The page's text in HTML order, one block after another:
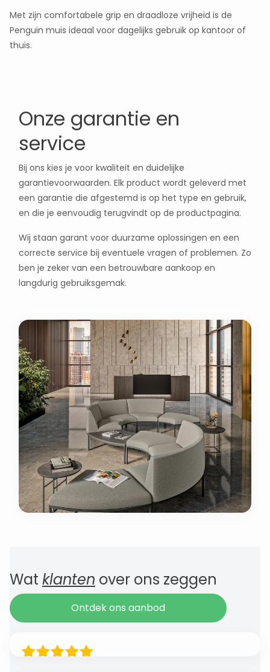
Met zijn comfortabele grip en draadloze vrijheid is de
Penguin muis ideaal voor dagelijks gebruik op kantoor of
thuis.
Onze garantie en
service
Bij ons kies je voor kwaliteit en duidelijke
garantievoorwaarden. Elk product wordt geleverd met
een garantie die afgestemd is op het type en gebruik,
en die je eenvoudig terugvindt op de productpagina.
Wij staan garant voor duurzame oplossingen en een
correcte service bij eventuele vragen of problemen. Zo
ben je zeker van een betrouwbare aankoop en
langdurig gebruiksgemak.
Wat klanten over ons zeggen
Ontdek ons aanbod